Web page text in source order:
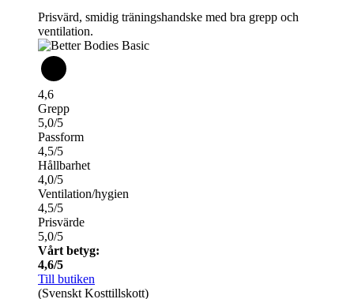
Prisvärd, smidig träningshandske med bra grepp och
ventilation.
4,6
Grepp
5,0/5
Passform
4,5/5
Hållbarhet
4,0/5
Ventilation/hygien
4,5/5
Prisvärde
5,0/5
Vårt betyg:
4,6/5
Till butiken
(Svenskt Kosttillskott)